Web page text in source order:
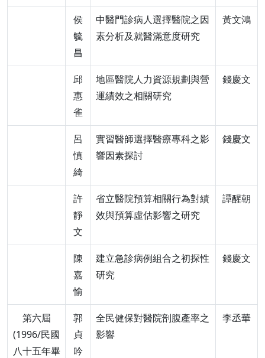
侯
毓
昌
中醫門診病人選擇醫院之因
素分析及就醫滿意度研究
黃文鴻
邱
惠
雀
地區醫院人力資源規劃與營
運績效之相關研究
錢慶文
呂
慎
綺
實習醫師選擇醫療專科之影
響因素探討
錢慶文
許
靜
文
省立醫院預算相關行為對績
效與預算虛估影響之研究
譚醒朝
陳
嘉
愉
建立急診病例組合之初探性
研究
錢慶文
第六屆
(1996/民國
八十五年畢
郭
貞
吟
全民健保對醫院剖腹產率之
影響
李丞華